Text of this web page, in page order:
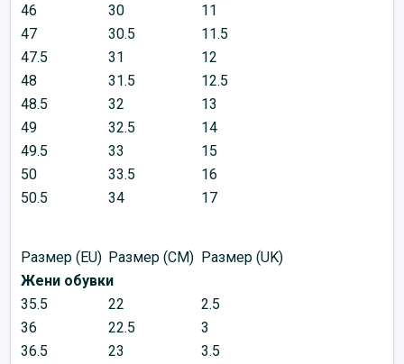
46
30
11
47
30.5
11.5
47.5
31
12
48
31.5
12.5
48.5
32
13
49
32.5
14
49.5
33
15
50
33.5
16
50.5
34 17
Размер (EU) Размер (CM) Размер (UK)
Жени обувки
35.5
22
2.5
36
22.5
3
36.5
23
3.5